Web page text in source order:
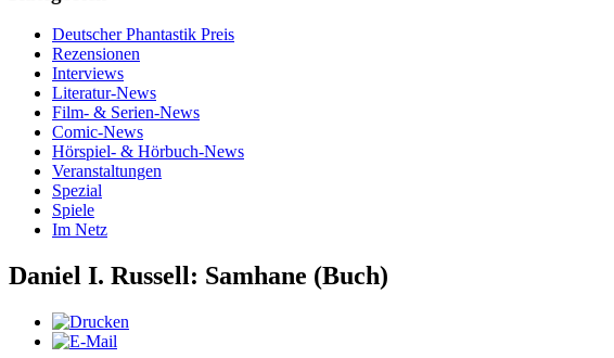
Deutscher Phantastik Preis
Rezensionen
Interviews
Literatur-News
Film- & Serien-News
Comic-News
Hörspiel- & Hörbuch-News
Veranstaltungen
Spezial
Spiele
Im Netz
Daniel I. Russell: Samhane (Buch)